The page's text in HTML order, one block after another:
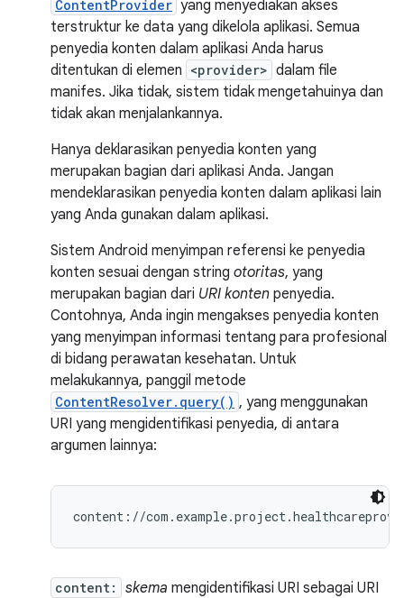
ContentProvider yang menyediakan akses
terstruktur ke data yang dikelola aplikasi. Semua
penyedia konten dalam aplikasi Anda harus
ditentukan di elemen <provider> dalam file
manifes. Jika tidak, sistem tidak mengetahuinya dan
tidak akan menjalankannya.
Hanya deklarasikan penyedia konten yang
merupakan bagian dari aplikasi Anda. Jangan
mendeklarasikan penyedia konten dalam aplikasi lain
yang Anda gunakan dalam aplikasi.
Sistem Android menyimpan referensi ke penyedia
konten sesuai dengan string otoritas, yang
merupakan bagian dari URI konten penyedia.
Contohnya, Anda ingin mengakses penyedia konten
yang menyimpan informasi tentang para profesional
di bidang perawatan kesehatan. Untuk
melakukannya, panggil metode
ContentResolver.query() , yang menggunakan
URI yang mengidentifikasi penyedia, di antara
argumen lainnya:
content: skema mengidentifikasi URI sebagai URI